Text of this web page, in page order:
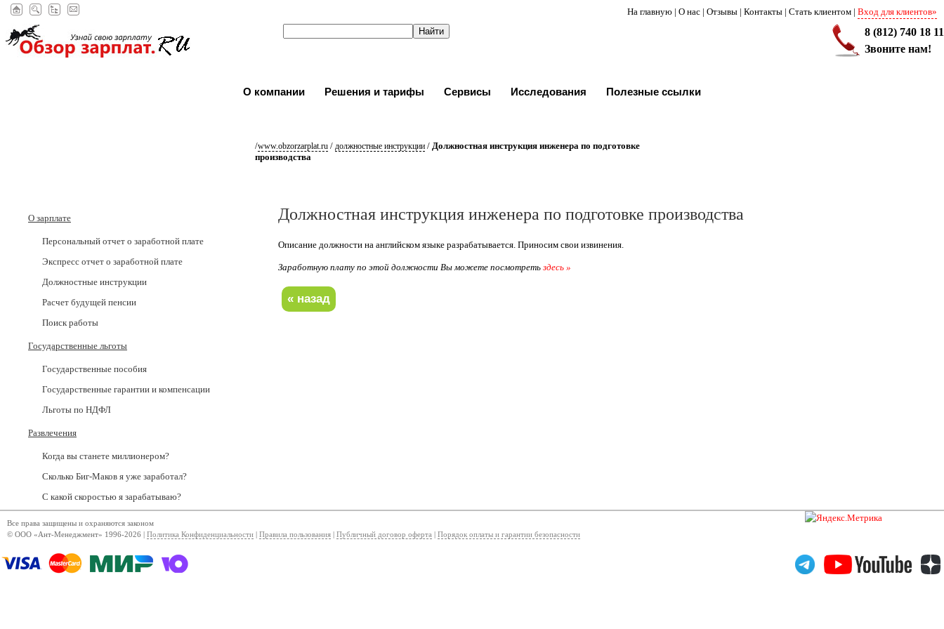
На главную | О нас | Отзывы | Контакты | Стать клиентом | Вход для клиентов»
8 (812) 740 18 11
Звоните нам!
О компании Решения и тарифы Сервисы Исследования Полезные ссылки
/www.obzorzarplat.ru/ должностные инструкции/ Должностная инструкция инженера по подготовке
производства
О зарплате
Персональный отчет о заработной плате
Экспресс отчет о заработной плате
Должностные инструкции
Расчет будущей пенсии
Поиск работы
Государственные льготы
Государственные пособия
Государственные гарантии и компенсации
Льготы по НДФЛ
Развлечения
Когда вы станете миллионером?
Сколько Биг-Маков я уже заработал?
С какой скоростью я зарабатываю?
Должностная инструкция инженера по подготовке производства
Описание должности на английском языке разрабатывается. Приносим свои извинения.
Заработную плату по этой должности Вы можете посмотретьздесь »
Все права защищены и охраняются законом
© ООО «Ант-Менеджмент» 1996-2026 | Политика Конфиденциальности Правила пользования Публичный договор оферта Порядок оплаты и гарантии безопасности